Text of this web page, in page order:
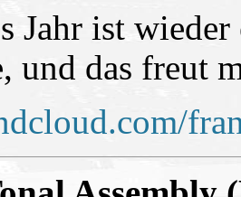
Jahr ist
und das freut